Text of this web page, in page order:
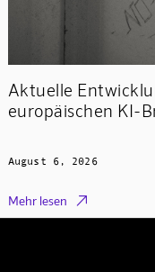
Aktuelle
europäischen KI-
August 6, 2026
Mehr lesen 